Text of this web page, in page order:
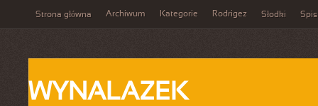
Strona główna Archiwum Kategorie Rodrigez Słodki Spis
WYNALAZEK